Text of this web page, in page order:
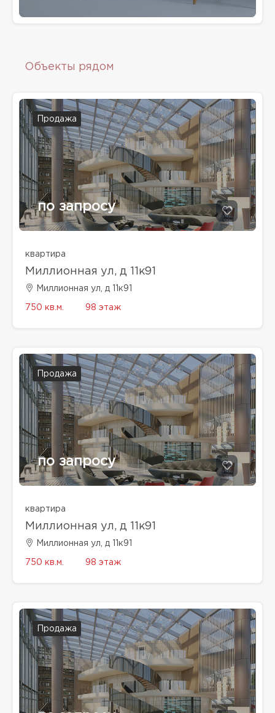
Объекты рядом
Продажа
по запросу
квартира
Миллионная ул, д 11к91
Миллионная ул, д 11к91
750 кв.м. 98 этаж
Продажа
по запросу
квартира
Миллионная ул, д 11к91
Миллионная ул, д 11к91
750 кв.м. 98 этаж
Продажа